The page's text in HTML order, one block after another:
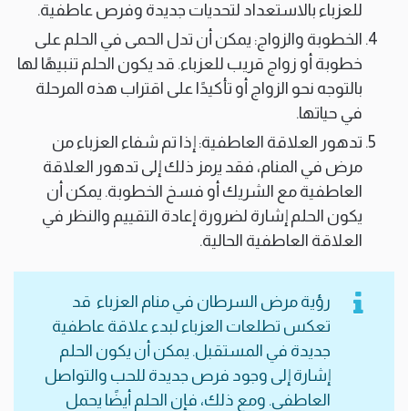
للعزباء بالاستعداد لتحديات جديدة وفرص عاطفية.
الخطوبة والزواج: يمكن أن تدل الحمى في الحلم على
خطوبة أو زواج قريب للعزباء. قد يكون الحلم تنبيهًا لها
بالتوجه نحو الزواج أو تأكيدًا على اقتراب هذه المرحلة
في حياتها.
تدهور العلاقة العاطفية: إذا تم شفاء العزباء من
مرض في المنام، فقد يرمز ذلك إلى تدهور العلاقة
العاطفية مع الشريك أو فسخ الخطوبة. يمكن أن
يكون الحلم إشارة لضرورة إعادة التقييم والنظر في
العلاقة العاطفية الحالية.
رؤية مرض السرطان في منام العزباء قد
تعكس تطلعات العزباء لبدء علاقة عاطفية
جديدة في المستقبل. يمكن أن يكون الحلم
إشارة إلى وجود فرص جديدة للحب والتواصل
العاطفي. ومع ذلك، فإن الحلم أيضًا يحمل